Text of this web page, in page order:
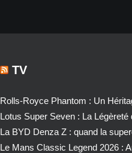
TV
Rolls-Royce Phantom : Un
Lotus Super Seven : La Légèreté
La BYD Denza Z : quand la
Le Mans Classic Legend 2026 :